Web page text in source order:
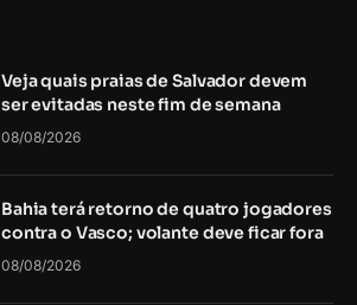
Veja quais praias de Salvador devem
ser evitadas neste fim de semana
08/08/2026
Bahia terá retorno de quatro jogadores
contra o Vasco; volante deve ficar fora
08/08/2026